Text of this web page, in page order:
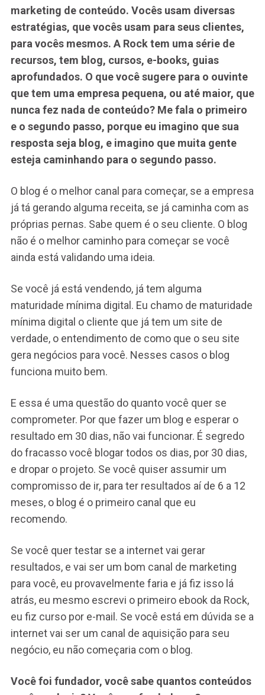
marketing de conteúdo. Vocês usam diversas
estratégias, que vocês usam para seus clientes,
para vocês mesmos. A Rock tem uma série de
recursos, tem blog, cursos, e-books, guias
aprofundados. O que você sugere para o ouvinte
que tem uma empresa pequena, ou até maior, que
nunca fez nada de conteúdo? Me fala o primeiro
e o segundo passo, porque eu imagino que sua
resposta seja blog, e imagino que muita gente
esteja caminhando para o segundo passo.
O blog é o melhor canal para começar, se a empresa
já tá gerando alguma receita, se já caminha com as
próprias pernas. Sabe quem é o seu cliente. O blog
não é o melhor caminho para começar se você
ainda está validando uma ideia.
Se você já está vendendo, já tem alguma
maturidade mínima digital. Eu chamo de maturidade
mínima digital o cliente que já tem um site de
verdade, o entendimento de como que o seu site
gera negócios para você. Nesses casos o blog
funciona muito bem.
E essa é uma questão do quanto você quer se
comprometer. Por que fazer um blog e esperar o
resultado em 30 dias, não vai funcionar. É segredo
do fracasso você blogar todos os dias, por 30 dias,
e dropar o projeto. Se você quiser assumir um
compromisso de ir, para ter resultados aí de 6 a 12
meses, o blog é o primeiro canal que eu
recomendo.
Se você quer testar se a internet vai gerar
resultados, e vai ser um bom canal de marketing
para você, eu provavelmente faria e já fiz isso lá
atrás, eu mesmo escrevi o primeiro ebook da Rock,
eu fiz curso por e-mail. Se você está em dúvida se a
internet vai ser um canal de aquisição para seu
negócio, eu não começaria com o blog.
Você foi fundador, você sabe quantos conteúdos